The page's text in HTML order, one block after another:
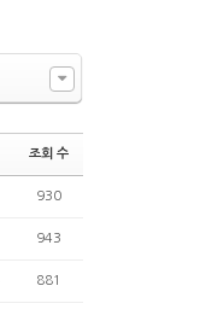
조회 수
930
943
881